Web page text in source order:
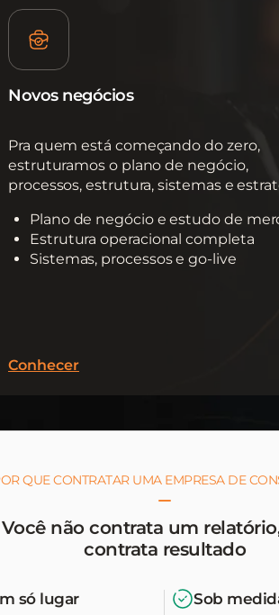
Novos negócios
Pra quem está começando do zero,
estruturamos o plano de negócio,
processos, estrutura, sistemas e
Plano de negócio e estudo de
Estrutura operacional completa
Sistemas, processos e go-live
Conhecer
QUE CONTRATAR UMA EMPRESA DE
Você não contrata um
contrata resultado
só lugar Sob